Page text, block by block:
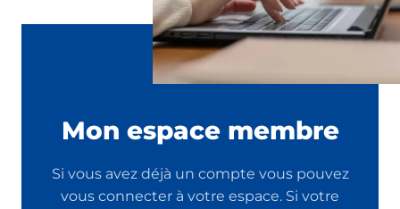
Mon espace membre
Si vous avez déjà un compte vous pouvez
vous connecter à votre espace. Si votre